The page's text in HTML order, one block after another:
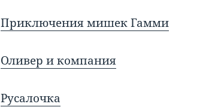
Приключения мишек Гамми
Оливер и компания
Русалочка